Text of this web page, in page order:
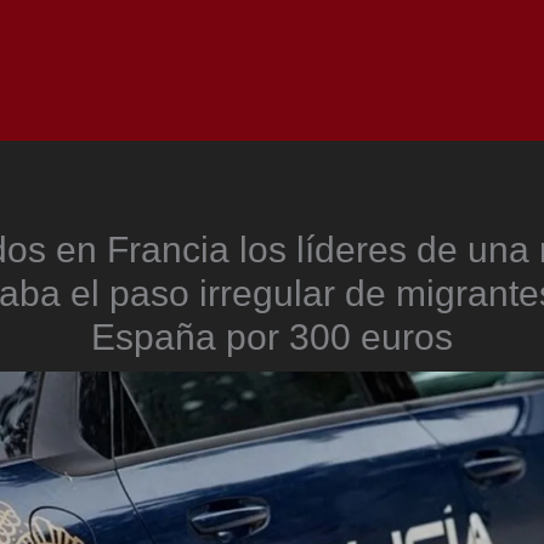
en Francia los líderes de una
el paso irregular de
España por 300 euros